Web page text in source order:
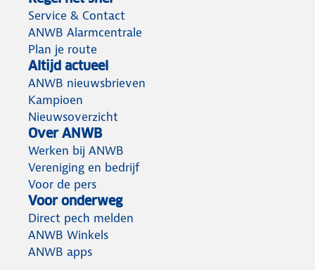
Service & Contact
ANWB Alarmcentrale
Plan je route
Altijd actueel
ANWB nieuwsbrieven
Kampioen
Nieuwsoverzicht
Over ANWB
Werken bij ANWB
Vereniging en bedrijf
Voor de pers
Voor onderweg
Direct pech melden
ANWB Winkels
ANWB apps